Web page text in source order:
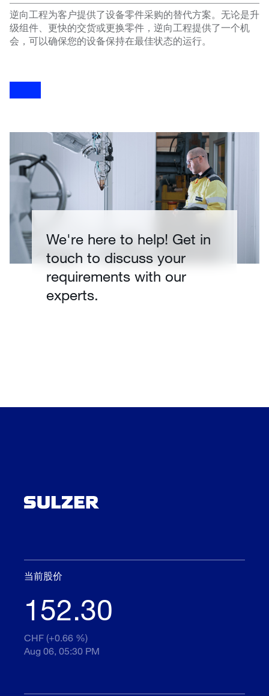
逆向工程为客户提供了设备零件采购的替代方案。无论是升
级组件、更快的交货或更换零件，逆向工程提供了一个机
会，可以确保您的设备保持在最佳状态的运行。
We're here to help! Get in
touch to discuss your
requirements with our
experts.
当前股价
152.30
CHF (+0.66 %)
Aug 06, 05:30 PM